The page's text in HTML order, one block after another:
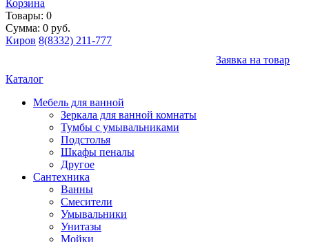
Корзина
Товары: 0
Сумма: 0 руб.
Киров 8(8332) 211-777
Заявка на товар
Каталог
Мебель для ванной
Зеркала для ванной комнаты
Тумбы с умывальниками
Подстолья
Шкафы пеналы
Другое
Сантехника
Ванны
Смесители
Умывальники
Унитазы
Мойки